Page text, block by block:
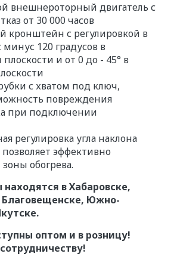
внешнероторный двигатель с
от 30 000 часов
кронштейн с регулировкой в
120 градусов в
и от 0 до - 45° в
с хватом под ключ,
повреждения
при подключении
регулировка угла наклона
эффективно
обогрева.
в Хабаровске,
Благовещенске, Южно-
оптом и в розницу!